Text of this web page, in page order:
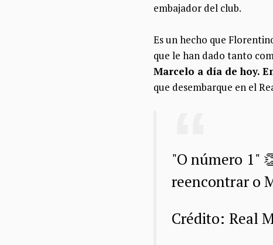
embajador del club.
Es un hecho que
que le han dado tanto
Marcelo a día de hoy.
que desembarque en el
"O número 1"
reencontrar o
Crédito: Real